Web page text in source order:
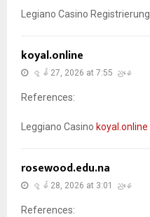
Legiano Casino Registrierung
koyal.online
ဇွန် 27, 2026 at 7:55 ညနေ
References:
Leggiano Casino koyal.online
rosewood.edu.na
ဇွန် 28, 2026 at 3:01 ညနေ
References: